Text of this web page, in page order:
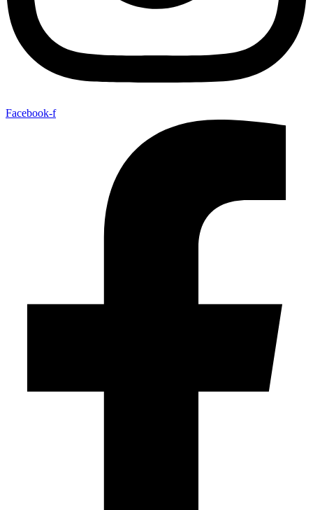
Facebook-f